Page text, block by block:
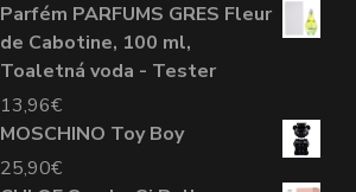
Parfém PARFUMS GRES Fleur
de Cabotine, 100 ml,
Toaletná voda - Tester
13,96€
MOSCHINO Toy Boy
25,90€